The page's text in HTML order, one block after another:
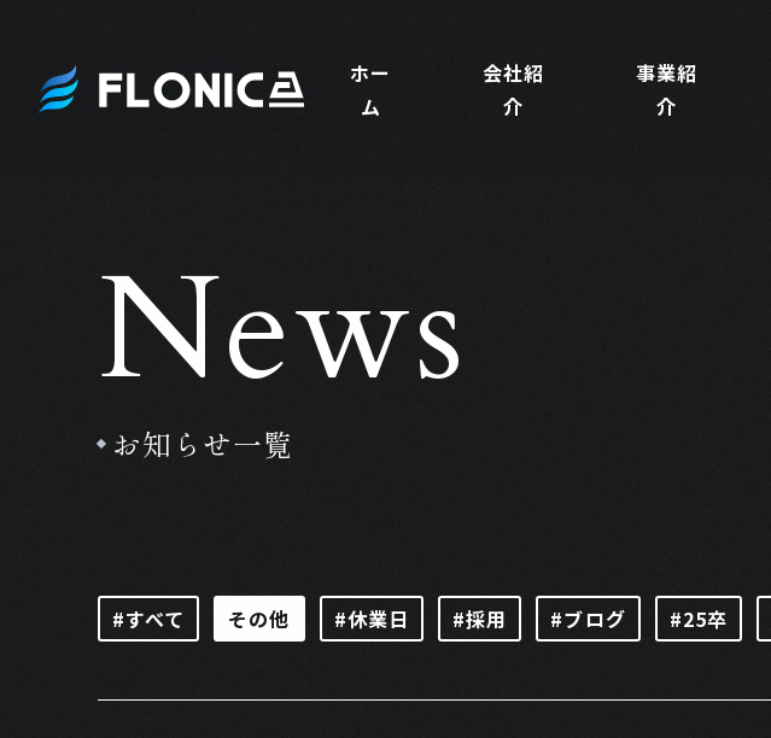
ホー
ム
会社紹
介
事業紹
介
News
お知らせ一覧
#すべて その他 #休業日 #採用 #ブログ #25卒